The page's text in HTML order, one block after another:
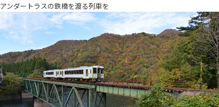
アンダートラスの鉄橋を渡る列車を